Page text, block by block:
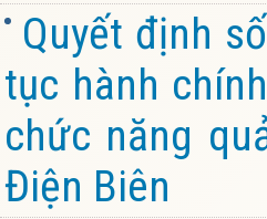
Quyết định
tục hành
chức năng
Điện Biên